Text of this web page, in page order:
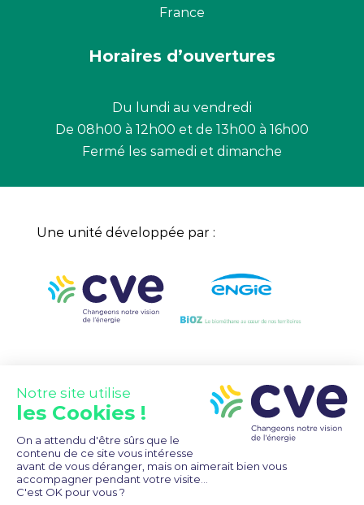
France
Horaires d’ouvertures
Du lundi au vendredi
De 08h00 à 12h00 et de 13h00 à 16h00
Fermé les samedi et dimanche
Une unité développée par :
Un projet développé avec le soutien
financier de :